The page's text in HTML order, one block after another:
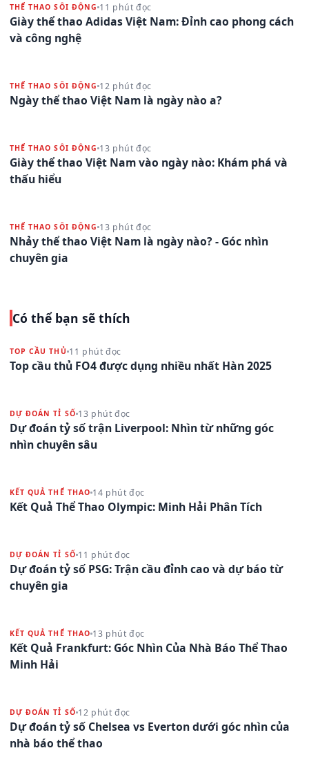
THỂ THAO SÔI ĐỘNG 11 phút đọc
Giày thể thao Adidas Việt Nam: Đỉnh cao phong cách
và công nghệ
THỂ THAO SÔI ĐỘNG 12 phút đọc
Ngày thể thao Việt Nam là ngày nào a?
THỂ THAO SÔI ĐỘNG 13 phút đọc
Giày thể thao Việt Nam vào ngày nào: Khám phá và
thấu hiểu
THỂ THAO SÔI ĐỘNG 13 phút đọc
Nhảy thể thao Việt Nam là ngày nào? - Góc nhìn
chuyên gia
Có thể bạn sẽ thích
TOP CẦU THỦ 11 phút đọc
Top cầu thủ FO4 được dụng nhiều nhất Hàn 2025
DỰ ĐOÁN TỈ SỐ 13 phút đọc
Dự đoán tỷ số trận Liverpool: Nhìn từ những góc
nhìn chuyên sâu
KẾT QUẢ THỂ THAO 14 phút đọc
Kết Quả Thể Thao Olympic: Minh Hải Phân Tích
DỰ ĐOÁN TỈ SỐ 11 phút đọc
Dự đoán tỷ số PSG: Trận cầu đỉnh cao và dự báo từ
chuyên gia
KẾT QUẢ THỂ THAO 13 phút đọc
Kết Quả Frankfurt: Góc Nhìn Của Nhà Báo Thể Thao
Minh Hải
DỰ ĐOÁN TỈ SỐ 12 phút đọc
Dự đoán tỷ số Chelsea vs Everton dưới góc nhìn của
nhà báo thể thao